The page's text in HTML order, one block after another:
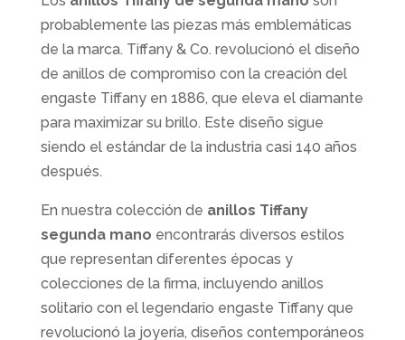
probablemente las piezas más emblemáticas
de la marca. Tiffany & Co. revolucionó el diseño
de anillos de compromiso con la creación del
engaste Tiffany en 1886, que eleva el diamante
para maximizar su brillo. Este diseño sigue
siendo el estándar de la industria casi 140 años
después.
En nuestra colección de anillos Tiffany
segunda mano encontrarás diversos estilos
que representan diferentes épocas y
colecciones de la firma, incluyendo anillos
solitario con el legendario engaste Tiffany que
revolucionó la joyería, diseños contemporáneos